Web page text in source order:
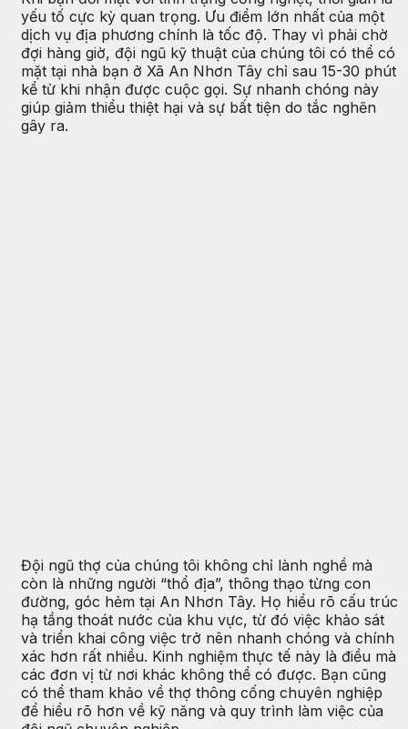
yếu tố cực kỳ quan trọng. Ưu điểm lớn nhất của một
dịch vụ địa phương chính là tốc độ. Thay vì phải chờ
đợi hàng giờ, đội ngũ kỹ thuật của chúng tôi có thể có
mặt tại nhà bạn ở Xã An Nhơn Tây chỉ sau 15-30 phút
kể từ khi nhận được cuộc gọi. Sự nhanh chóng này
giúp giảm thiểu thiệt hại và sự bất tiện do tắc nghẽn
gây ra.
Đội ngũ thợ của chúng tôi không chỉ lành nghề mà
còn là những người “thổ địa”, thông thạo từng con
đường, góc hẻm tại An Nhơn Tây. Họ hiểu rõ cấu trúc
hạ tầng thoát nước của khu vực, từ đó việc khảo sát
và triển khai công việc trở nên nhanh chóng và chính
xác hơn rất nhiều. Kinh nghiệm thực tế này là điều mà
các đơn vị từ nơi khác không thể có được. Bạn cũng
có thể tham khảo về thợ thông cống chuyên nghiệp
để hiểu rõ hơn về kỹ năng và quy trình làm việc của